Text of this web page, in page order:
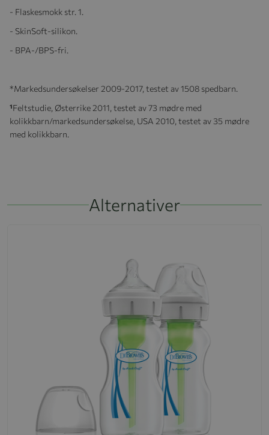
- Flaskesmokk str. 1.
- SkinSoft-silikon.
- BPA-/BPS-fri.
*Markedsundersøkelser 2009-2017, testet av 1508 spedbarn.
¹Feltstudie, Østerrike 2011, testet av 73 mødre med
kolikkbarn/markedsundersøkelse, USA 2010, testet av 35 mødre
med kolikkbarn.
Alternativer